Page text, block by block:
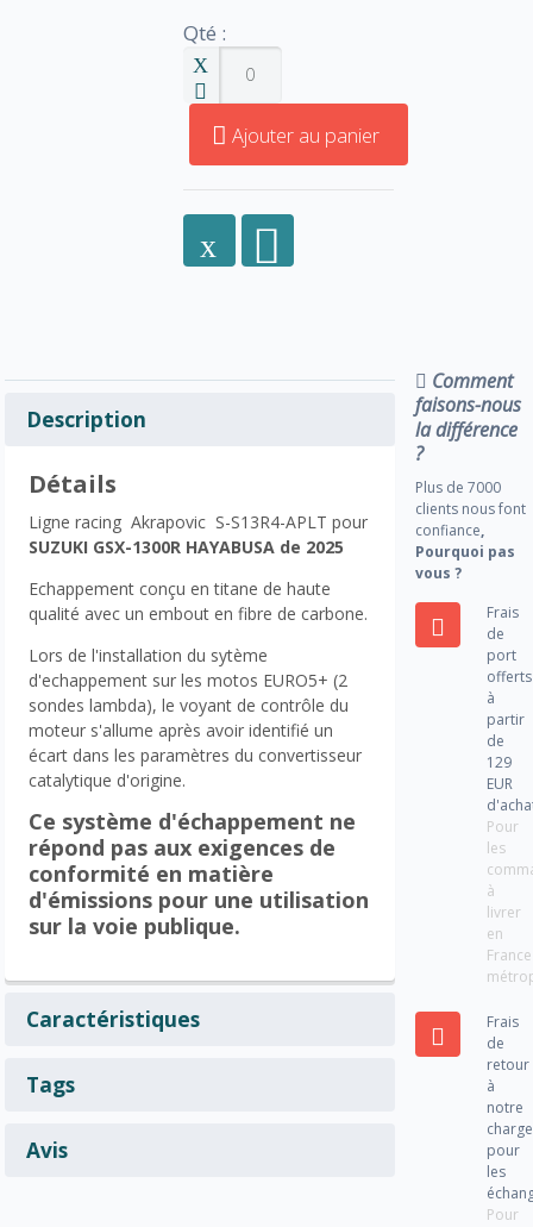
Qté :
Ajouter au panier
Description
Détails
Ligne racing Akrapovic S-S13R4-APLT pour
SUZUKI GSX-1300R HAYABUSA de 2025
Echappement conçu en titane de haute
qualité avec un embout en fibre de carbone.
Lors de l'installation du sytème
d'echappement sur les motos EURO5+ (2
sondes lambda), le voyant de contrôle du
moteur s'allume après avoir identifié un
écart dans les paramètres du convertisseur
catalytique d'origine.
Ce système d'échappement ne
répond pas aux exigences de
conformité en matière
d'émissions pour une utilisation
sur la voie publique.
Caractéristiques
Tags
Avis
Comment
faisons-nous
la différence
?
Plus de 7000
clients nous font
confiance,
Pourquoi pas
vous ?
Frais
de
port
offerts
à
partir
de
129
EUR
Pour
les
à
livrer
en
France
Frais
de
retour
à
notre
charge
pour
les
Pour